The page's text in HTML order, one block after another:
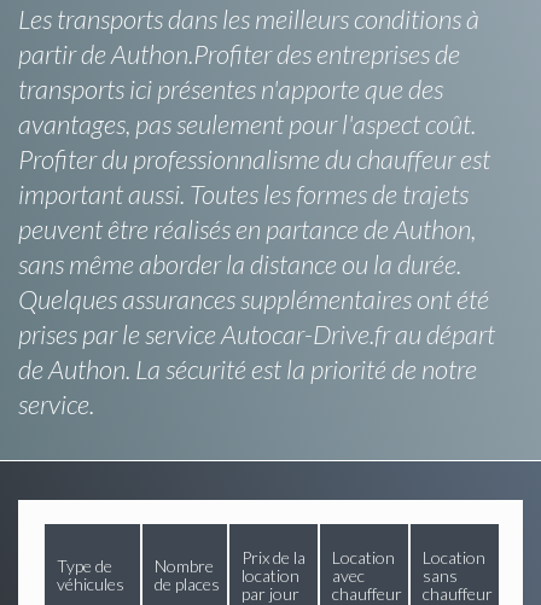
Les transports dans les meilleurs conditions à
partir de Authon.Profiter des entreprises de
transports ici présentes n'apporte que des
avantages, pas seulement pour l'aspect coût.
Profiter du professionnalisme du chauffeur est
important aussi. Toutes les formes de trajets
peuvent être réalisés en partance de Authon,
sans même aborder la distance ou la durée.
Quelques assurances supplémentaires ont été
prises par le service Autocar-Drive.fr au départ
de Authon. La sécurité est la priorité de notre
service.
Type de
véhicules
Nombre
de places
Prix de la
location
par jour
Location
avec
chauffeur
Location
sans
chauffeur